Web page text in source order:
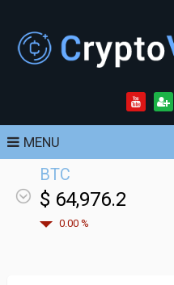
MENU
BTC
$ 64,976.2
0.00 %